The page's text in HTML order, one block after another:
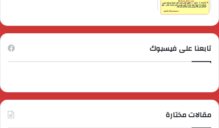
تابعنا على فيسبوك
مقالات مختارة